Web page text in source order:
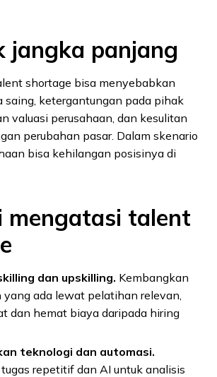
jangka panjang
shortage bisa menyebabkan
saing, ketergantungan pada pihak
valuasi perusahaan, dan kesulitan
perubahan pasar. Dalam skenario
bisa kehilangan posisinya di
mengatasi talent
dan upskilling. Kembangkan
ada lewat pelatihan relevan,
dan hemat biaya daripada hiring
teknologi dan automasi.
repetitif dan AI untuk analisis